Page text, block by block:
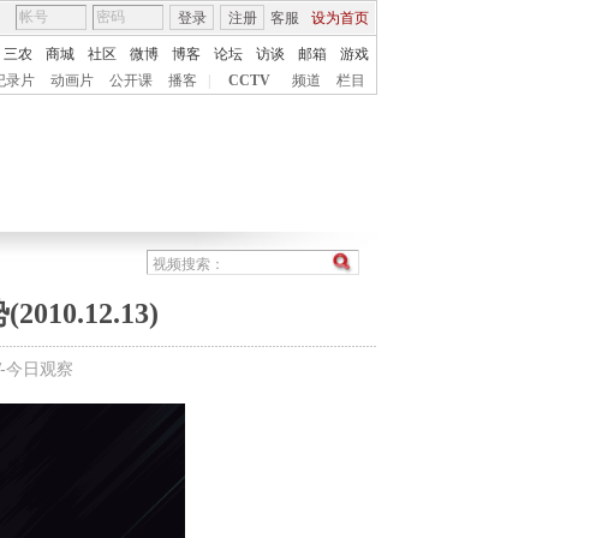
客服 设为首页
登录 注册
三农 商城 社区 微博 博客 论坛 访谈 邮箱
游戏
录片 动画片 公开课 播客 CCTV 频道 栏目
今日观察